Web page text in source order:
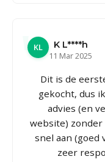
KL
K L****h
11 Mar 2025
Dit is de
gekocht, dus
advies (en
website) zonder
snel aan (goed
zeer